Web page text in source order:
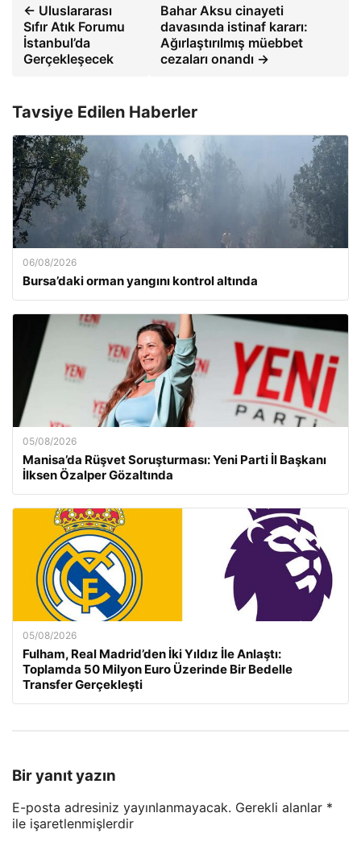
← Uluslararası
Sıfır Atık Forumu
İstanbul’da
Gerçekleşecek
Bahar Aksu cinayeti
davasında istinaf kararı:
Ağırlaştırılmış müebbet
cezaları onandı →
Tavsiye Edilen Haberler
06/08/2026
Bursa’daki orman yangını kontrol altında
05/08/2026
Manisa’da Rüşvet Soruşturması: Yeni Parti İl Başkanı
İlksen Özalper Gözaltında
05/08/2026
Fulham, Real Madrid’den İki Yıldız İle Anlaştı:
Toplamda 50 Milyon Euro Üzerinde Bir Bedelle
Transfer Gerçekleşti
Bir yanıt yazın
E-posta adresiniz yayınlanmayacak. Gerekli alanlar *
ile işaretlenmişlerdir